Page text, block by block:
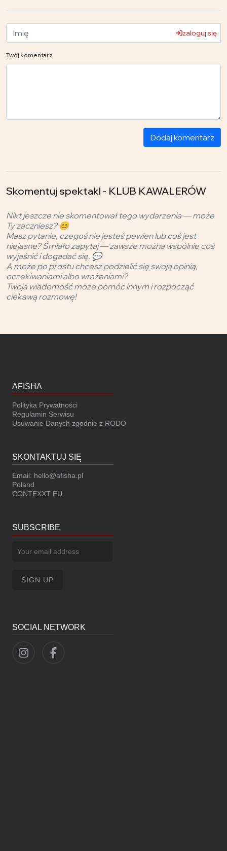
zaloguj się
Twój komentarz
Dodaj komentarz
Skomentuj spektakl - KLUB KAWALERÓW
Nikt jeszcze nie skomentował tego wydarzenia — może
Ty zaczniesz? 😊
Masz pytanie, czegoś nie jesteś pewien lub coś jest
niejasne? Śmiało zapytaj — zawsze można wspólnie coś
wyjaśnić i dogadać się. 💬
A może po prostu chcesz podzielić się swoją opinią,
oczekiwaniami albo wrażeniami?
Twoja wiadomość może pomóc innym i rozpocząć
ciekawą rozmowę!
AFISHA
Polityka Prywatności
Regulamin Serwisu
Usuwanie Danych zgodnie z RODO
SKONTAKTUJ SIĘ
Email: hello@afisha.pl
Poland
CONTEXXT EU
SUBSCRIBE
SOCIAL NETWORK